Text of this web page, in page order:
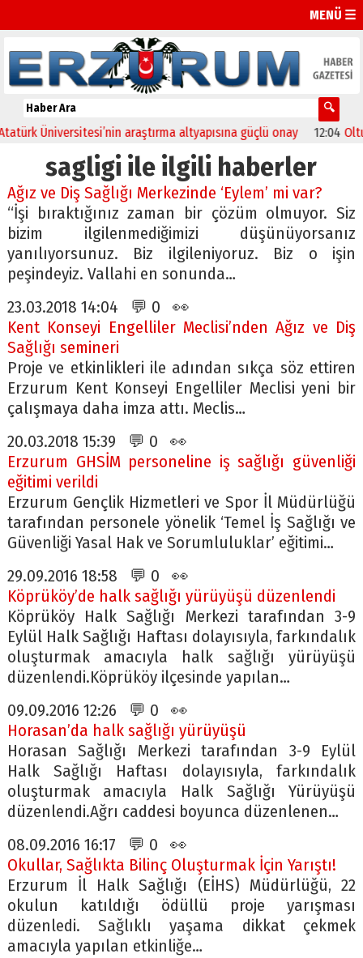
MENÜ ☰
Üniversitesi’nin araştırma altyapısına güçlü onay 12:04 Oltu’da
sagligi ile ilgili haberler
Ağız ve Diş Sağlığı Merkezinde ‘Eylem’ mi var?
“İşi bıraktığınız zaman bir çözüm olmuyor. Siz
bizim ilgilenmediğimizi düşünüyorsanız
yanılıyorsunuz. Biz ilgileniyoruz. Biz o işin
peşindeyiz. Vallahi en sonunda…
23.03.2018 14:04 💬 0 👀
Kent Konseyi Engelliler Meclisi’nden Ağız ve Diş
Sağlığı semineri
Proje ve etkinlikleri ile adından sıkça söz ettiren
Erzurum Kent Konseyi Engelliler Meclisi yeni bir
çalışmaya daha imza attı. Meclis…
20.03.2018 15:39 💬 0 👀
Erzurum GHSİM personeline iş sağlığı güvenliği
eğitimi verildi
Erzurum Gençlik Hizmetleri ve Spor İl Müdürlüğü
tarafından personele yönelik ‘Temel İş Sağlığı ve
Güvenliği Yasal Hak ve Sorumluluklar’ eğitimi…
29.09.2016 18:58 💬 0 👀
Köprüköy’de halk sağlığı yürüyüşü düzenlendi
Köprüköy Halk Sağlığı Merkezi tarafından 3-9
Eylül Halk Sağlığı Haftası dolayısıyla, farkındalık
oluşturmak amacıyla halk sağlığı yürüyüşü
düzenlendi.Köprüköy ilçesinde yapılan…
09.09.2016 12:26 💬 0 👀
Horasan’da halk sağlığı yürüyüşü
Horasan Sağlığı Merkezi tarafından 3-9 Eylül
Halk Sağlığı Haftası dolayısıyla, farkındalık
oluşturmak amacıyla Halk Sağlığı Yürüyüşü
düzenlendi.Ağrı caddesi boyunca düzenlenen…
08.09.2016 16:17 💬 0 👀
Okullar, Sağlıkta Bilinç Oluşturmak İçin Yarıştı!
Erzurum İl Halk Sağlığı (EİHS) Müdürlüğü, 22
okulun katıldığı ödüllü proje yarışması
düzenledi. Sağlıklı yaşama dikkat çekmek
amacıyla yapılan etkinliğe…